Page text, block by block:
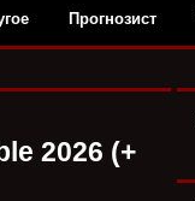
Прогнозист
2026 (+